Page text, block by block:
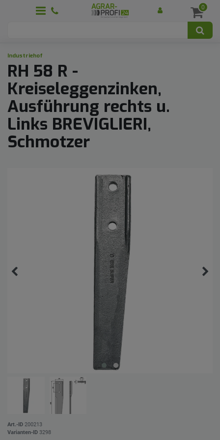
0
Industriehof
RH 58 R -
Kreiseleggenzinken,
Ausführung rechts u.
Links BREVIGLIERI,
Schmotzer
Art.-ID 200213
Varianten-ID 3298